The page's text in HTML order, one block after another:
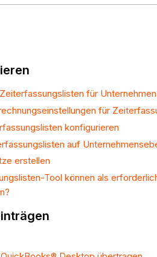
für
für
konfigurieren
auf
erstellen
Tool können als